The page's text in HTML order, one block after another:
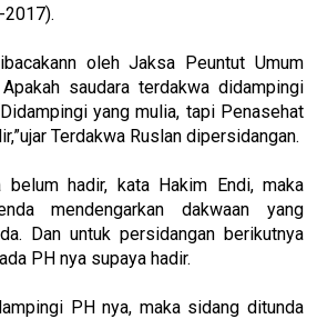
oleh Jaksa Peuntut Umum
saudara terdakwa didampingi
yang mulia, tapi Penasehat
Terdakwa Ruslan dipersidangan.
belum hadir, kata Hakim Endi, maka
mendengarkan dakwaan yang
Dan untuk persidangan berikutnya
PH nya supaya hadir.
PH nya, maka sidang ditunda